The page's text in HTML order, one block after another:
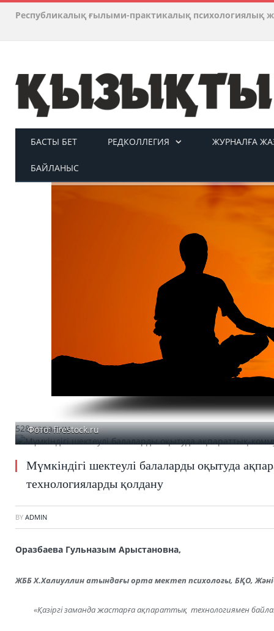
Республикалық ғылыми-практикалық психологиялық
БАСТЫ БЕТ РЕДКОЛЛЕГИЯ ЖУРНАЛҒА
БАЙЛАНЫС
528 қаралым
Фото: firestock.ru
Мүмкіндігі шектеулі балаларды оқытуда
технологияларды қолдану
BY ADMIN
Оразбаева Гульназым Арыстановна,
ЖББ Х.Халиуллин атындағы орта мектеп психологы, БҚО,
«Қазіргі заманда жастарға ақпараттық технологиямен